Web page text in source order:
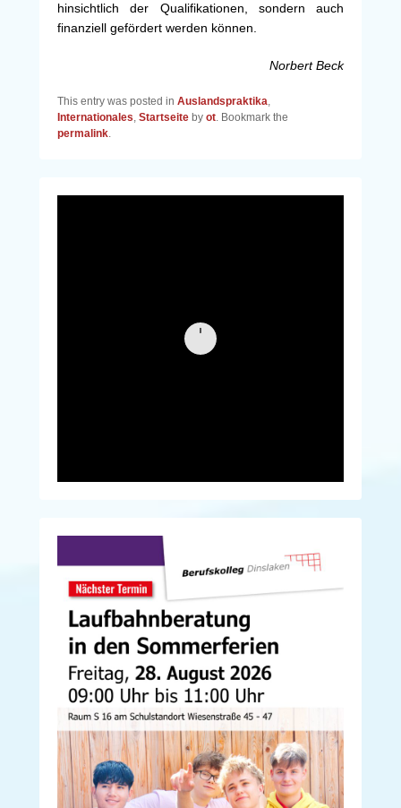
hinsichtlich der Qualifikationen, sondern auch
finanziell gefördert werden können.
Norbert Beck
This entry was posted in Auslandspraktika,
Internationales, Startseite by ot. Bookmark the
permalink.